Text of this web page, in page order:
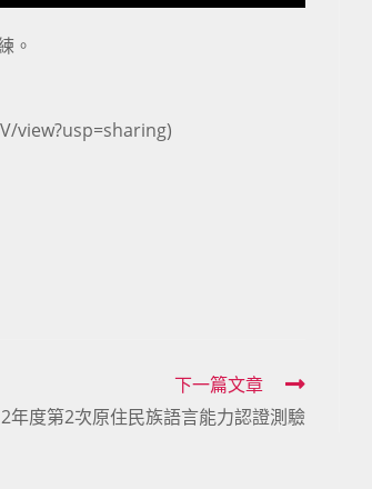
。
view?usp=sharing)
下一篇文章
年度第2次原住民族語言能力認證測驗